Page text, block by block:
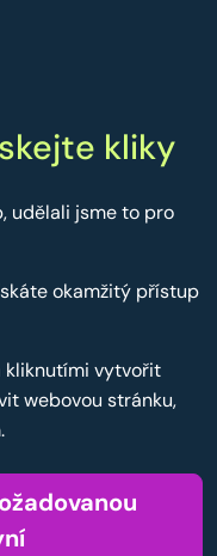
kliky
udělali jsme to pro
okamžitý přístup
kliknutími vytvořit
webovou stránku,